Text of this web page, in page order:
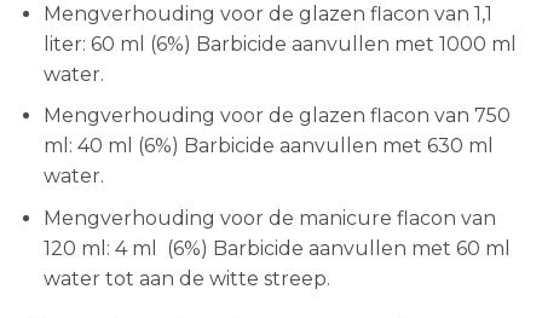
Mengverhouding voor de glazen flacon van 1,1
liter: 60 ml (6%) Barbicide aanvullen met 1000 ml
water.
Mengverhouding voor de glazen flacon van 750
ml: 40 ml (6%) Barbicide aanvullen met 630 ml
water.
Mengverhouding voor de manicure flacon van
120 ml: 4 ml (6%) Barbicide aanvullen met 60 ml
water tot aan de witte streep.